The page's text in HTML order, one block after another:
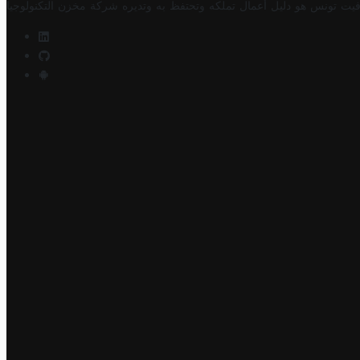
تونس هو دليل أعمال تملكه وتحتفظ به وتديره شركة مخزن التكنولوجيا